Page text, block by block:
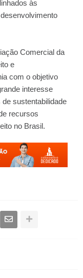
às
Comercial da
e
com o objetivo
interesse
sustentabilidade
recursos
no Brasil.